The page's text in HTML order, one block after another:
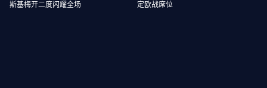
斯基梅开二度闪耀全场
定欧战席位